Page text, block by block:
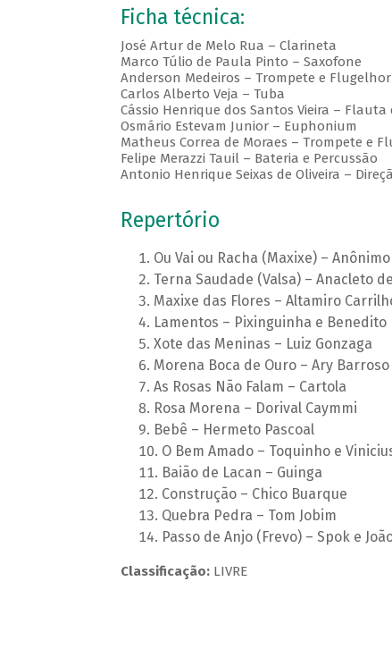
Ficha técnica:
José Artur de Melo Rua – Clarineta
Marco Túlio de Paula Pinto – Saxofone
Anderson Medeiros – Trompete e
Carlos Alberto Veja – Tuba
Cássio Henrique dos Santos Vieira – Flauta
Osmário Estevam Junior – Euphonium
Matheus Correa de Moraes – Trompete e
Felipe Merazzi Tauil – Bateria e Percussão
Antonio Henrique Seixas de Oliveira –
Repertório
Ou Vai ou Racha (Maxixe) – Anônimo
Terna Saudade (Valsa) – Anacleto
Maxixe das Flores – Altamiro
Lamentos – Pixinguinha e Benedito
Xote das Meninas – Luiz Gonzaga
Morena Boca de Ouro – Ary Barroso
As Rosas Não Falam – Cartola
Rosa Morena – Dorival Caymmi
Bebê – Hermeto Pascoal
O Bem Amado – Toquinho e
Baião de Lacan – Guinga
Construção – Chico Buarque
Quebra Pedra – Tom Jobim
Passo de Anjo (Frevo) – Spok e
Classificação:LIVRE